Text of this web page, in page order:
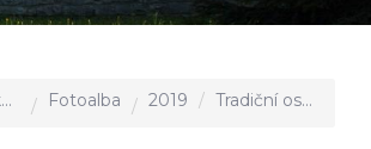
Fotoalba 2019 Tradiční ostatky Vážany nad Litavou 2.3.2019